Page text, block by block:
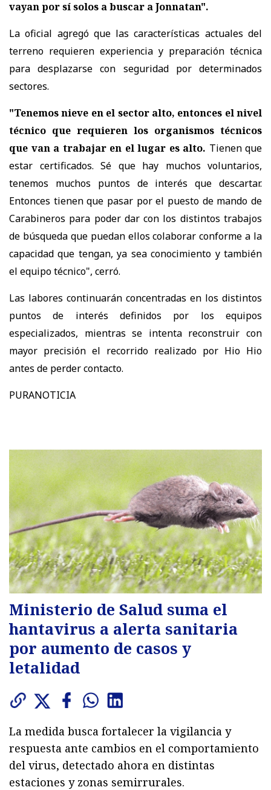
vayan por sí solos a buscar a Jonnatan".
La oficial agregó que las características actuales del
terreno requieren experiencia y preparación técnica
para desplazarse con seguridad por determinados
sectores.
"Tenemos nieve en el sector alto, entonces el nivel
técnico que requieren los organismos técnicos
que van a trabajar en el lugar es alto. Tienen que
estar certificados. Sé que hay muchos voluntarios,
tenemos muchos puntos de interés que descartar.
Entonces tienen que pasar por el puesto de mando de
Carabineros para poder dar con los distintos trabajos
de búsqueda que puedan ellos colaborar conforme a la
capacidad que tengan, ya sea conocimiento y también
el equipo técnico", cerró.
Las labores continuarán concentradas en los distintos
puntos de interés definidos por los equipos
especializados, mientras se intenta reconstruir con
mayor precisión el recorrido realizado por Hio Hio
antes de perder contacto.
PURANOTICIA
Ministerio de Salud suma el
hantavirus a alerta sanitaria
por aumento de casos y
letalidad
La medida busca fortalecer la vigilancia y
respuesta ante cambios en el comportamiento
del virus, detectado ahora en distintas
estaciones y zonas semirrurales.